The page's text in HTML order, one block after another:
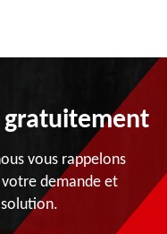
gratuitement
vous rappelons
demande et